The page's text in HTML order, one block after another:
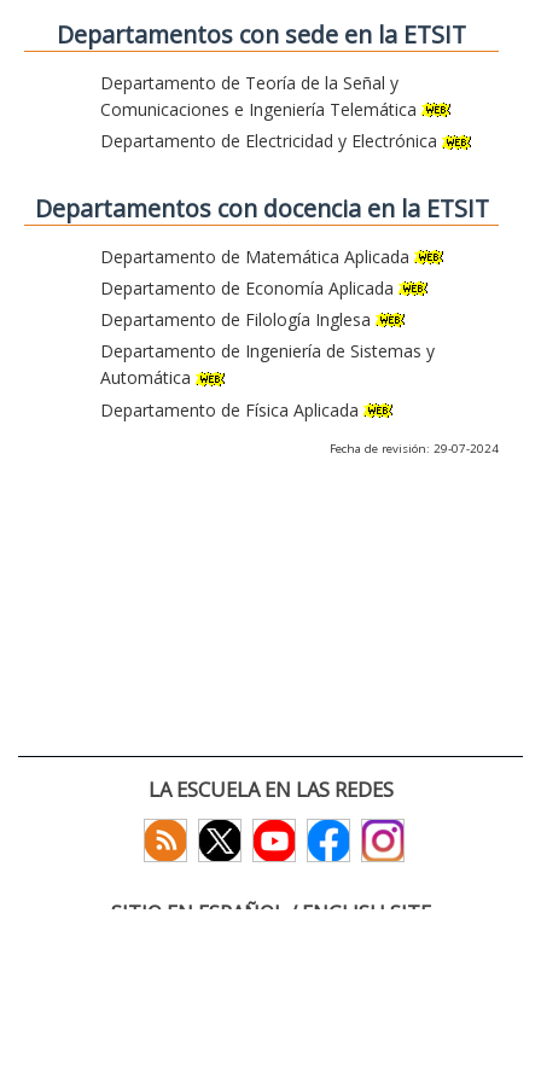
Departamentos con sede en la ETSIT
Departamento de Teoría de la Señal y
Comunicaciones e Ingeniería Telemática
Departamento de Electricidad y Electrónica
Departamentos con docencia en la ETSIT
Departamento de Matemática Aplicada
Departamento de Economía Aplicada
Departamento de Filología Inglesa
Departamento de Ingeniería de Sistemas y
Automática
Departamento de Física Aplicada
Fecha de revisión: 29-07-2024
LA ESCUELA EN LAS REDES
SITIO EN ESPAÑOL / ENGLISH SITE